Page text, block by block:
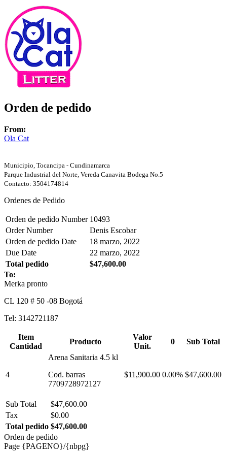
Orden de pedido
From:
Ola Cat
Municipio, Tocancipa - Cundinamarca
Parque Industrial del Norte, Vereda Canavita Bodega No.5
Contacto: 3504174814
Ordenes de Pedido
Orden de pedido Number 10493
Order Number
Denis Escobar
Orden de pedido Date
18 marzo, 2022
Due Date
22 marzo, 2022
Total pedido
$47,600.00
To:
Merka pronto
CL 120 # 50 -08 Bogotá
Tel: 3142721187
Item
Cantidad
Producto
Valor
Unit.
0 Sub Total
4
Arena Sanitaria 4.5 kl
Cod. barras
7709728972127
$11,900.00 0.00% $47,600.00
Sub Total
$47,600.00
Tax
$0.00
Total pedido $47,600.00
Orden de pedido
Page {PAGENO}/{nbpg}